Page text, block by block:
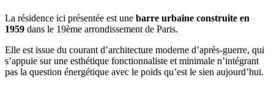
La résidence ici présentée est une barre urbaine construite en
1959 dans le 19ème arrondissement de Paris.
Elle est issue du courant d’architecture moderne d’après-guerre, qui
s’appuie sur une esthétique fonctionnaliste et minimale n’intégrant
pas la question énergétique avec le poids qu’est le sien aujourd’hui.